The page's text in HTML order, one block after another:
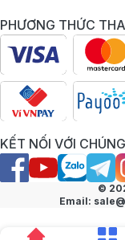
PHƯƠNG THỨC
KẾT NỐI VỚI
©
Email: